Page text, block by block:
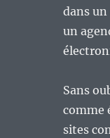
dans
un
Sans
comme
sites